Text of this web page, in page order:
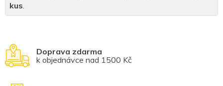
Doprava zdarma
k objednávce nad 1500 Kč
kus.